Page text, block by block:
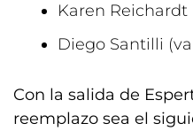
Karen Reichardt
Diego Santilli
Con la salida de
reemplazo sea el